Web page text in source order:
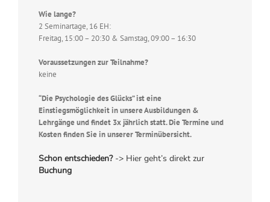
Wie lange?
2 Seminartage, 16 EH:
Freitag, 15:00 – 20:30 & Samstag, 09:00 – 16:30
Voraussetzungen zur Teilnahme?
keine
“Die Psychologie des Glücks” ist eine
Einstiegsmöglichkeit in unsere Ausbildungen &
Lehrgänge und findet 3x jährlich statt. Die Termine und
Kosten finden Sie in unserer Terminübersicht.
Schon entschieden?-> Hier geht’s direkt zur
Buchung